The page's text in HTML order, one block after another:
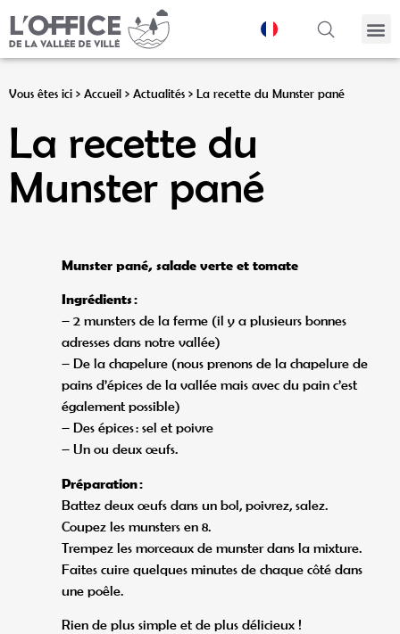
Vous êtes ici > Accueil > Actualités > La recette du Munster pané
La recette du
Munster pané
Munster pané, salade verte et tomate
Ingrédients :
– 2 munsters de la ferme (il y a plusieurs bonnes
adresses dans notre vallée)
– De la chapelure (nous prenons de la chapelure de
pains d’épices de la vallée mais avec du pain c’est
également possible)
– Des épices : sel et poivre
– Un ou deux œufs.
Préparation :
Battez deux œufs dans un bol, poivrez, salez.
Coupez les munsters en 8.
Trempez les morceaux de munster dans la mixture.
Faites cuire quelques minutes de chaque côté dans
une poêle.
Rien de plus simple et de plus délicieux !
Panneau de gestion des cookies